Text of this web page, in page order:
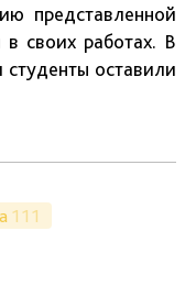
представленной
своих работах. В
оставили
111